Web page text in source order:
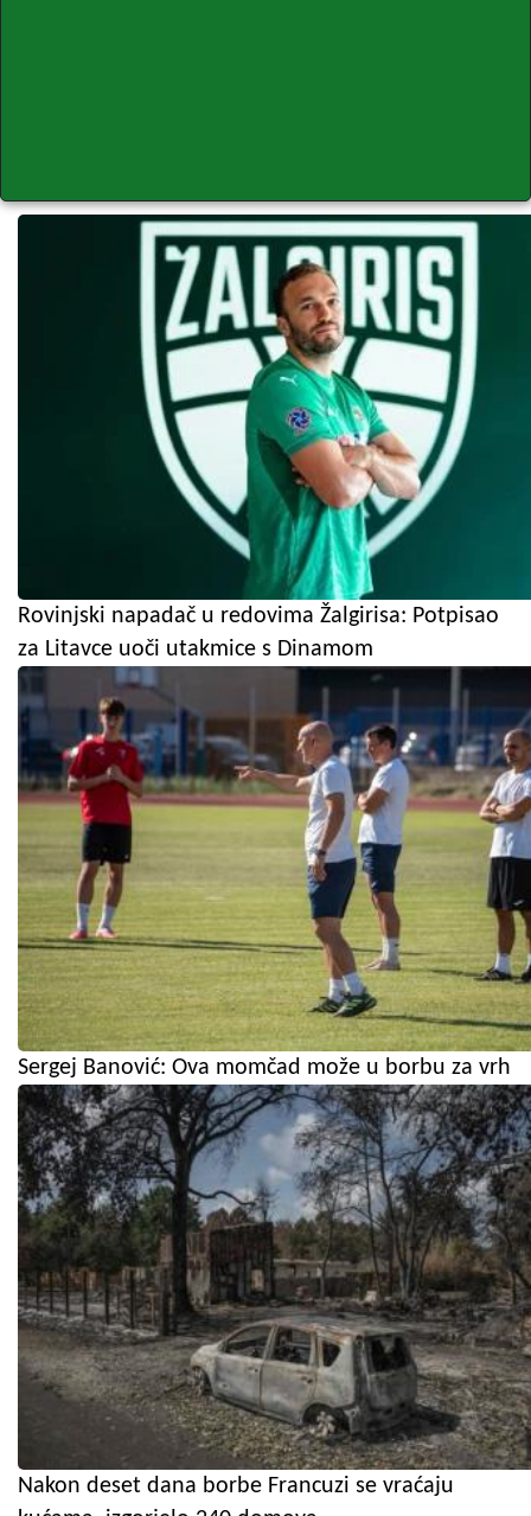
Rovinjski napadač u redovima Žalgirisa: Potpisao
za Litavce uoči utakmice s Dinamom
Sergej Banović: Ova momčad može u borbu za vrh
Nakon deset dana borbe Francuzi se vraćaju